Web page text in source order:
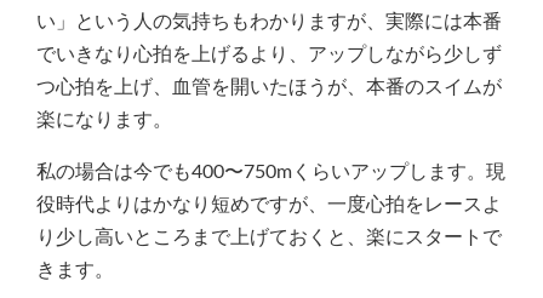
い」という人の気持ちもわかりますが、実際には本番
でいきなり心拍を上げるより、アップしながら少しず
つ心拍を上げ、血管を開いたほうが、本番のスイムが
楽になります。
私の場合は今でも400〜750mくらいアップします。現
役時代よりはかなり短めですが、一度心拍をレースよ
り少し高いところまで上げておくと、楽にスタートで
きます。